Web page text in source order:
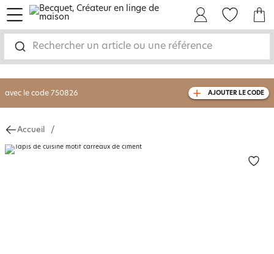
Rechercher un article ou une référence
menu
-30% sur votre commandedès 2 articles
livraison GRATUITEdès 110€ d'achat
avec le code 750826 AJOUTER LE CODE
Accueil